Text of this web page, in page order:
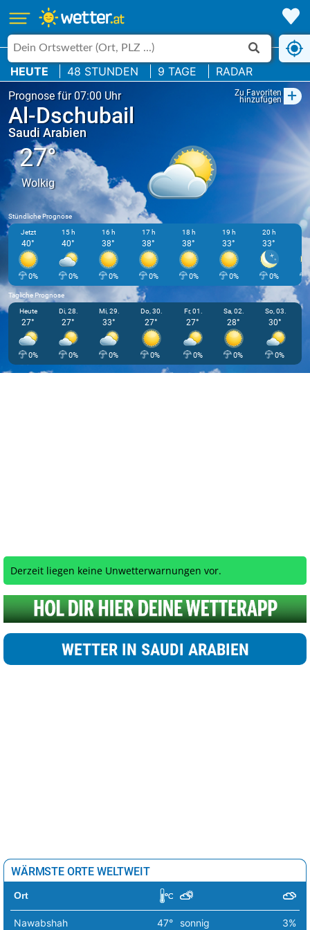
HEUTE 48 STUNDEN 9 TAGE RADAR
Prognose für 07:00 Uhr Zu Favoriten
hinzufügen +
Al-Dschubail
Saudi Arabien
27°
Wolkig
Stündliche Prognose
Jetzt
40°
0%
15 h
40°
0%
16 h
38°
0%
17 h
38°
0%
18 h
38°
0%
19 h
33°
0%
20 h
33°
0%
Tägliche Prognose
Heute
27°
0%
Di, 28.
27°
0%
Mi, 29.
33°
0%
Do, 30.
27°
0%
Fr, 01.
27°
0%
Sa, 02.
28°
0%
So, 03.
30°
0%
Derzeit liegen keine Unwetterwarnungen vor.
WETTER IN SAUDI ARABIEN
WÄRMSTE ORTE WELTWEIT
Ort
Nawabshah 47° sonnig 3%